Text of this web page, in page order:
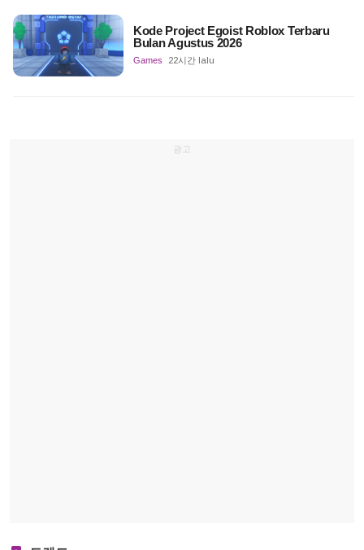
Kode Project Egoist Roblox Terbaru
Bulan Agustus 2026
Games 22시간 lalu
광고